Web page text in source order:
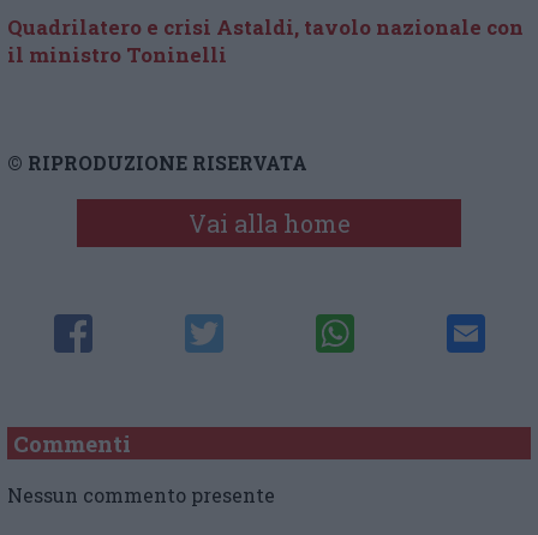
Quadrilatero e crisi Astaldi, tavolo nazionale con
il ministro Toninelli
© RIPRODUZIONE RISERVATA
Vai alla home
Commenti
Nessun commento presente